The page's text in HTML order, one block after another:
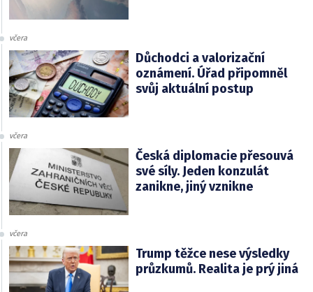
včera
Důchodci a valorizační
oznámení. Úřad připomněl
svůj aktuální postup
včera
Česká diplomacie přesouvá
své síly. Jeden konzulát
zanikne, jiný vznikne
včera
Trump těžce nese výsledky
průzkumů. Realita je prý jiná